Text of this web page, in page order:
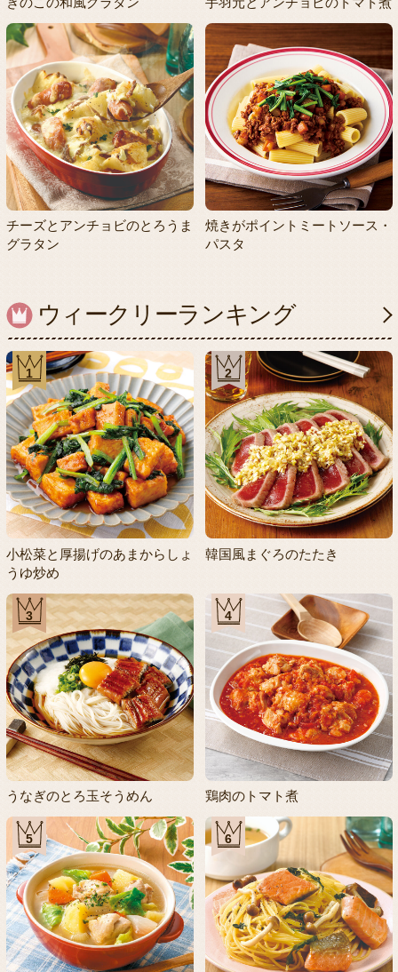
チーズとアンチョビのとろうま
グラタン
焼きがポイントミートソース・
パスタ
ウィークリーランキング
1
小松菜と厚揚げのあまからしょ
うゆ炒め
2
韓国風まぐろのたたき
3
うなぎのとろ玉そうめん
4
鶏肉のトマト煮
5 6